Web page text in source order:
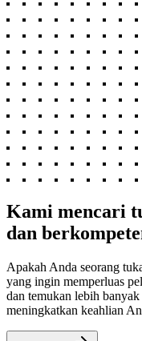
Kami mencari
dan
Apakah Anda seorang
yang ingin memperluas
dan temukan lebih
meningkatkan keahlian